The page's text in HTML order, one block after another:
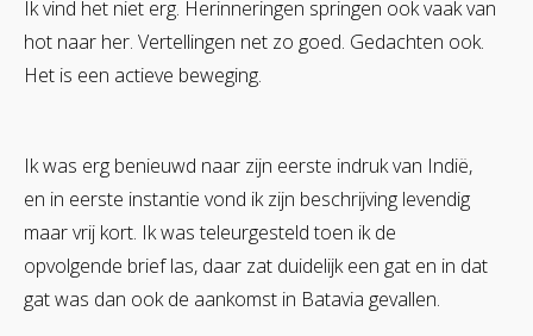
Ik vind het niet erg. Herinneringen springen ook vaak van
hot naar her. Vertellingen net zo goed. Gedachten ook.
Het is een actieve beweging.
Ik was erg benieuwd naar zijn eerste indruk van Indië,
en in eerste instantie vond ik zijn beschrijving levendig
maar vrij kort. Ik was teleurgesteld toen ik de
opvolgende brief las, daar zat duidelijk een gat en in dat
gat was dan ook de aankomst in Batavia gevallen.